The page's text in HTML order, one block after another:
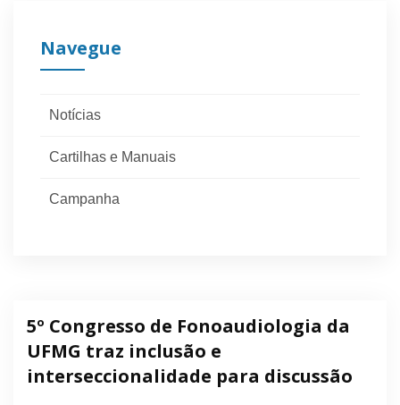
Navegue
Notícias
Cartilhas e Manuais
Campanha
5º Congresso de Fonoaudiologia da
UFMG traz inclusão e
interseccionalidade para discussão